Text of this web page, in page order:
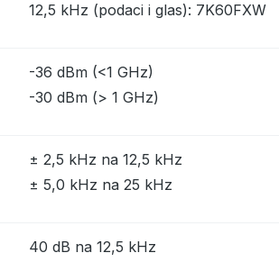
12,5 kHz (podaci i glas): 7K60FXW
-36 dBm (<1 GHz)
-30 dBm (> 1 GHz)
± 2,5 kHz na 12,5 kHz
± 5,0 kHz na 25 kHz
40 dB na 12,5 kHz